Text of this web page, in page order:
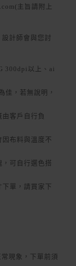
主旨請附上
計師會與您討
300dpi以上、ai
佳，若無說明，
客戶自行負
布料與溫度不
可自行選色搭
單，請買家下
現象，下單前須